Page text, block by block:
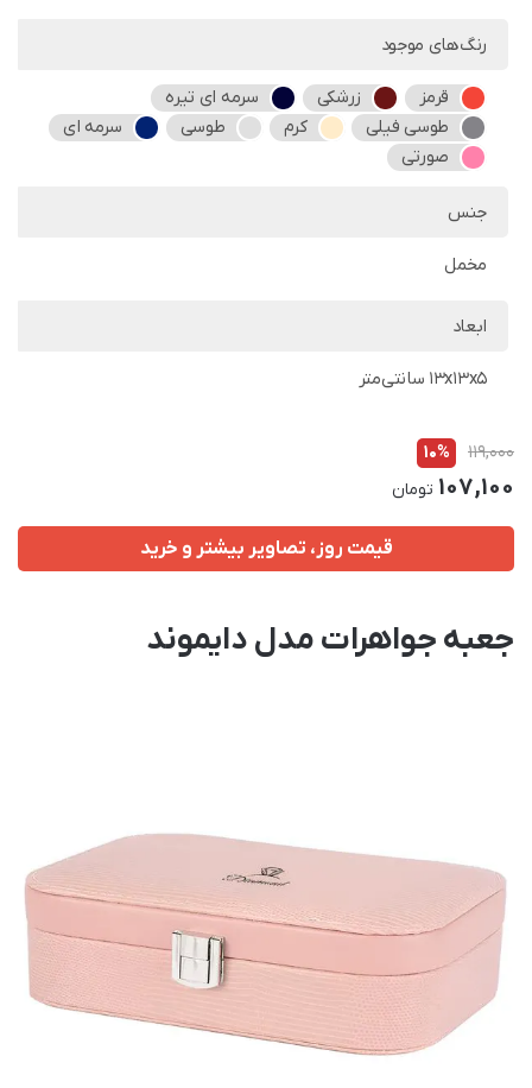
رنگ‌های موجود
قرمز زرشکی
سرمه ای تیره
طوسی فیلی
کرم طوسی
سرمه ای
صورتی
جنس
مخمل
ابعاد
13x13x5 سانتی‌متر
119,000
10%
107,100 تومان
قیمت روز، تصاویر بیشتر و خرید
جعبه جواهرات مدل دایموند